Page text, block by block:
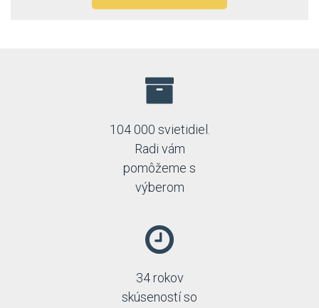
104 000 svietidiel.
Radi vám
pomôžeme s
výberom
34 rokov
skúseností so